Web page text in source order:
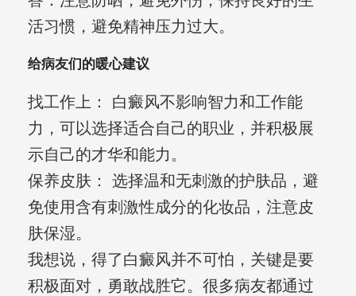
活习惯，避免精神压力过大。
给病友们的暖心建议
找工作上： 白癜风不影响智力和工作能
力，可以选择适合自己的职业，并积极展
示自己的才华和能力。
保养皮肤： 选择温和无刺激的护肤品，避
免使用含有刺激性成分的化妆品，注意皮
肤保湿。
我想说，得了白癜风并不可怕，关键是要
积极面对，勇敢战胜它。很多病友都通过